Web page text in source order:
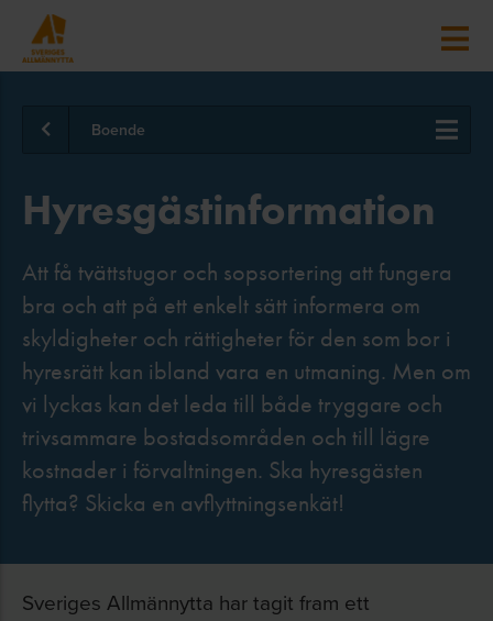
Boende
Hyresgästinformation
Att få tvättstugor och sopsortering att fungera
bra och att på ett enkelt sätt informera om
skyldigheter och rättigheter för den som bor i
hyresrätt kan ibland vara en utmaning. Men om
vi lyckas kan det leda till både tryggare och
trivsammare bostadsområden och till lägre
kostnader i förvaltningen. Ska hyresgästen
flytta? Skicka en avflyttningsenkät!
Sveriges Allmännytta har tagit fram ett